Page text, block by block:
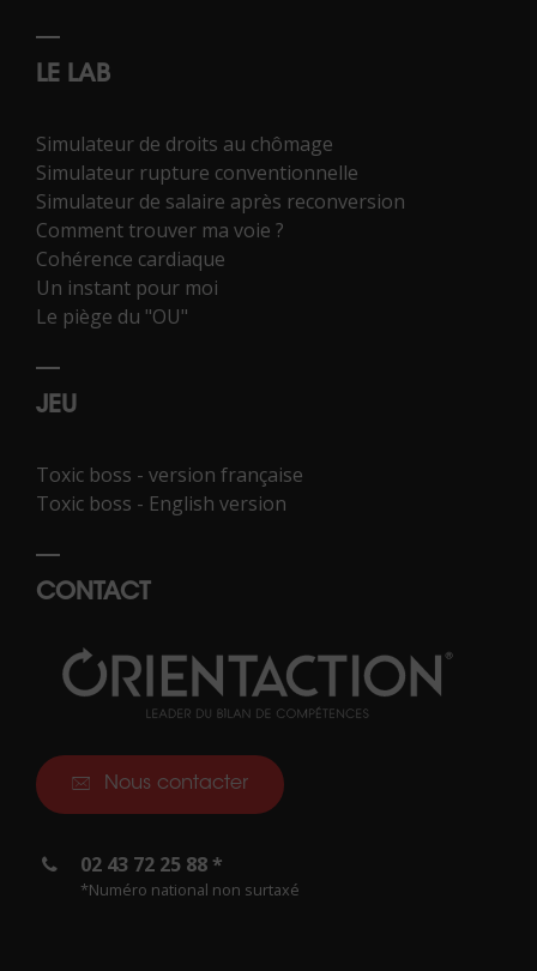
LE LAB
Simulateur de droits au chômage
Simulateur rupture conventionnelle
Simulateur de salaire après reconversion
Comment trouver ma voie ?
Cohérence cardiaque
Un instant pour moi
Le piège du "OU"
JEU
Toxic boss - version française
Toxic boss - English version
CONTACT
Nous contacter
02 43 72 25 88 *
*Numéro national non surtaxé